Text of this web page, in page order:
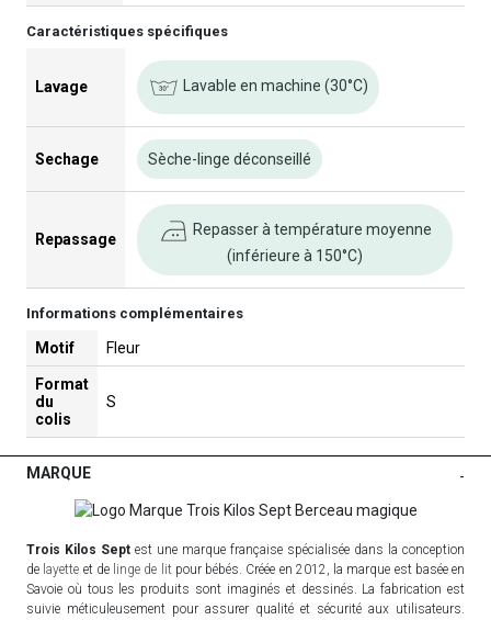
Caractéristiques spécifiques
Lavage Lavable en machine (30°C)
Sechage Sèche-linge déconseillé
Repassage
Repasser à température moyenne
(inférieure à 150°C)
Informations complémentaires
Motif Fleur
Format
du
colis
S
MARQUE -
Trois Kilos Sept est une marque française spécialisée dans la conception
de layette et de linge de litpour bébés. Créée en 2012, la marque est basée en
Savoie où tous les produits sont imaginés et dessinés. La fabrication est
suivie méticuleusement pour assurer qualité et sécurité aux utilisateurs.